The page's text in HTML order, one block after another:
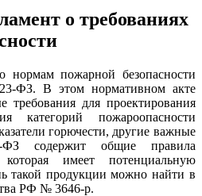
о требованиях
нормам пожарной безопасности
ФЗ. В этом нормативном акте
требования для проектирования
категорий пожароопасности
горючести, другие важные
ФЗ содержит общие правила
имеет потенциальную
такой продукции можно найти в
РФ № 3646-р.